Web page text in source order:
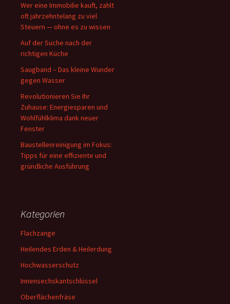
Wer eine Immobilie kauft, zahlt
oft jahrzehntelang zu viel
Steuern — ohne es zu wissen
Auf der Suche nach der
richtigen Küche
Saugband – Das kleine Wunder
gegen Wasser
Revolutionieren Sie Ihr
Zuhause: Energiesparen und
Wohlfühlklima dank neuer
Fenster
Baustellenreinigung im Fokus:
Tipps für eine effiziente und
gründliche Ausführung
Kategorien
Flachzange
Heilendes Erden & Heilerdung
Hochwasserschutz
Innensechskantschlüssel
Oberflächenfräse